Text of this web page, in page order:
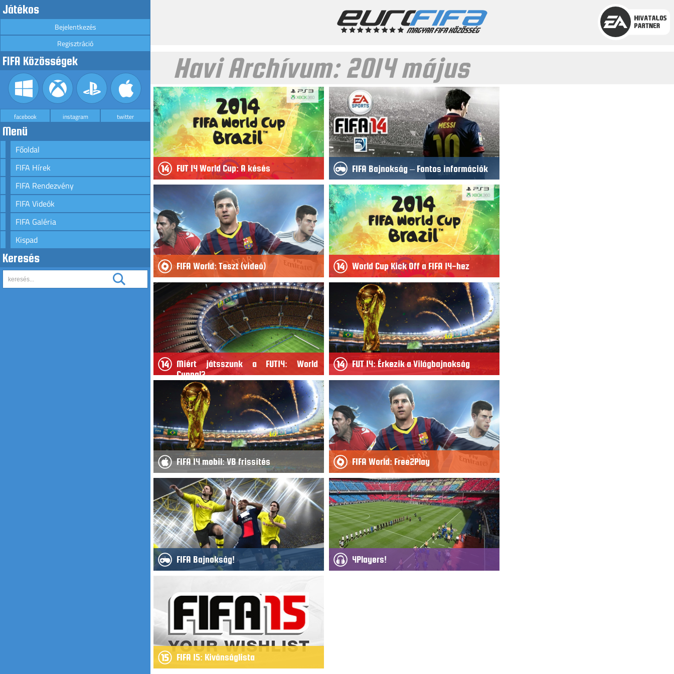
Játékos
Bejelentkezés
Regisztráció
FIFA Közösségek
facebook instagram twitter
Menü
Főoldal
FIFA Hírek
FIFA Rendezvény
FIFA Videók
FIFA Galéria
Kispad
Keresés
Havi Archívum:2014 május
FUT 14 World Cup: A késés FIFA Bajnokság – Fontos információk
FIFA World: Teszt (videó) World Cup Kick Off a FIFA 14-hez
Miért játsszunk a FUT14: World
Cuppal?
FUT 14: Érkezik a Világbajnokság
FIFA 14 mobil: VB frissítés FIFA World: Free2Play
FIFA Bajnokság! 4Players!
FIFA 15: Kivánságlista